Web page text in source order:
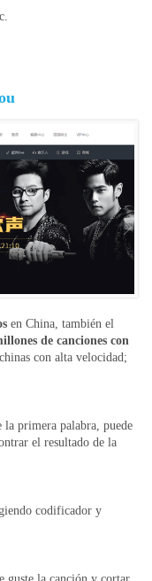
en China, también el
de canciones con
con alta velocidad;
la primera palabra, puede
el resultado de la
codificador y